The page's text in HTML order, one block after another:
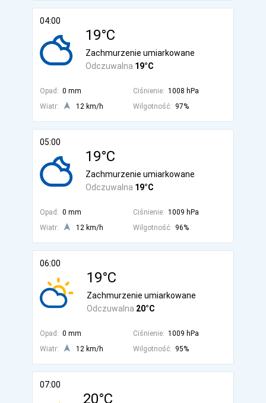
04:00
19°C
Odczuwalna 19°C
Zachmurzenie umiarkowane
Opad: 0 mm Ciśnienie: 1008 hPa
Wiatr:
12 km/h Wilgotność: 97%
05:00
19°C
Odczuwalna 19°C
Zachmurzenie umiarkowane
Opad: 0 mm Ciśnienie: 1009 hPa
Wiatr:
12 km/h Wilgotność: 96%
06:00
19°C
Odczuwalna 20°C
Zachmurzenie umiarkowane
Opad: 0 mm Ciśnienie: 1009 hPa
Wiatr:
12 km/h Wilgotność: 95%
07:00
20°C